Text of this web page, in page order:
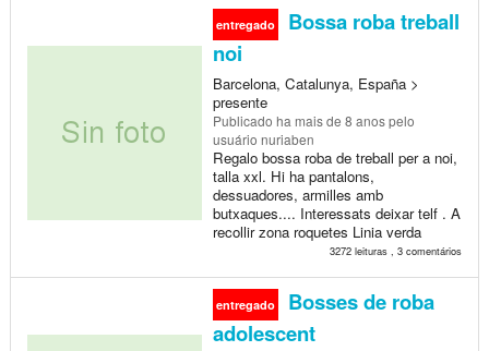
entregado
Bossa roba treball
noi
Barcelona, Catalunya, España >
presente
Publicado ha mais de 8 anospelo
usuário nuriaben
Regalo bossa roba de treball per a noi,
talla xxl. Hi ha pantalons,
dessuadores, armilles amb
butxaques.... Interessats deixar telf . A
recollir zona roquetes Linia verda
3272 leituras , 3 comentários
entregado
Bosses de roba
adolescent